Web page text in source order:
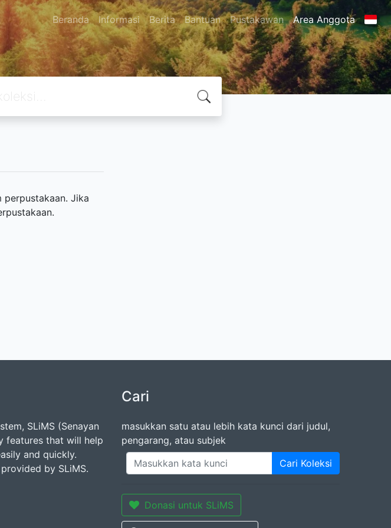
Beranda Informasi Berita Bantuan Pustakawan Area Anggota
Jika
SLiMS (Senayan
features that will help
and quickly.
by SLiMS.
Cari
masukkan satu atau lebih kata kunci dari judul,
pengarang, atau subjek
Cari Koleksi
Donasi untuk SLiMS